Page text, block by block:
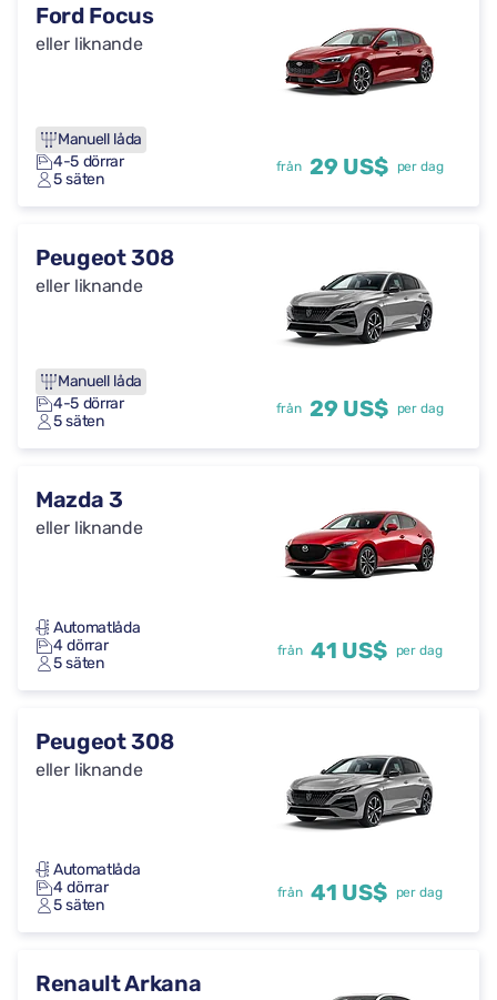
Ford Focus
eller liknande
Manuell låda
4-5 dörrar
5 säten
från 29 US$ per dag
Peugeot 308
eller liknande
Manuell låda
4-5 dörrar
5 säten
från 29 US$ per dag
Mazda 3
eller liknande
Automatlåda
4 dörrar
5 säten
från 41 US$ per dag
Peugeot 308
eller liknande
Automatlåda
4 dörrar
5 säten
från 41 US$ per dag
Renault Arkana